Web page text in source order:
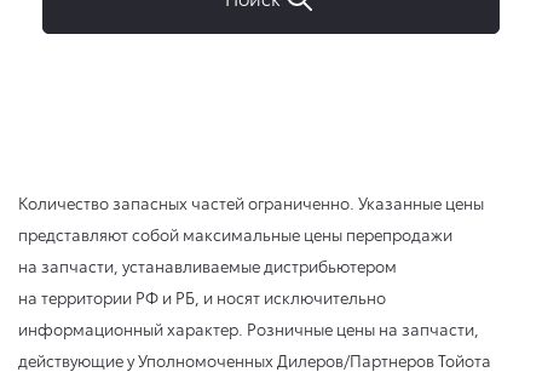
Количество запасных частей ограниченно. Указанные цены
представляют собой максимальные цены перепродажи
на запчасти, устанавливаемые дистрибьютером
на территории РФ и РБ, и носят исключительно
информационный характер. Розничные цены на запчасти,
действующие у Уполномоченных Дилеров/Партнеров Тойота